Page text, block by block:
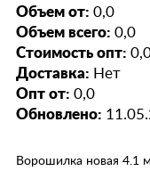
Объем от: 0,0
Объем всего: 0,0
Стоимость опт:
Доставка: Нет
Опт от: 0,0
Обновлено:
Ворошилка новая 4.1